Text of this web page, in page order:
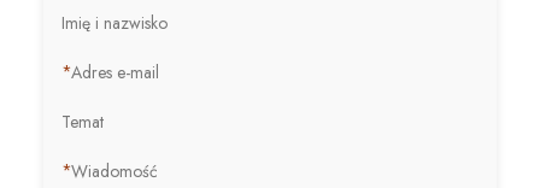
Imię i nazwisko
*Adres e-mail
Temat
*Wiadomość